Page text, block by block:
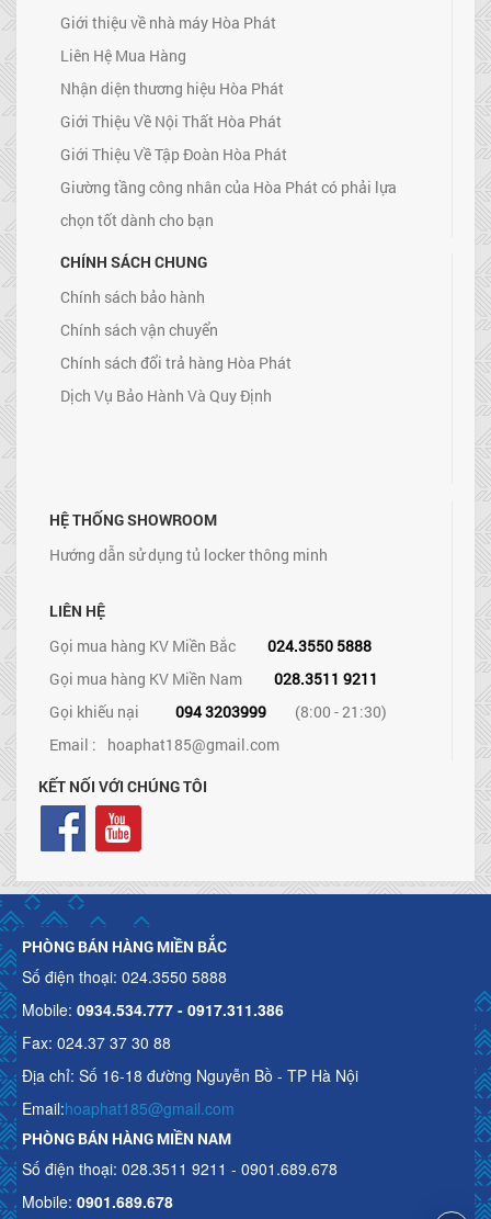
Giới thiệu về nhà máy Hòa Phát
Liên Hệ Mua Hàng
Nhận diện thương hiệu Hòa Phát
Giới Thiệu Về Nội Thất Hòa Phát
Giới Thiệu Về Tập Đoàn Hòa Phát
Giường tầng công nhân của Hòa Phát có phải lựa
chọn tốt dành cho bạn
CHÍNH SÁCH CHUNG
Chính sách bảo hành
Chính sách vận chuyển
Chính sách đổi trả hàng Hòa Phát
Dịch Vụ Bảo Hành Và Quy Định
HỆ THỐNG SHOWROOM
Hướng dẫn sử dụng tủ locker thông minh
LIÊN HỆ
Gọi mua hàng KV Miền Bắc
024.3550 5888
Gọi mua hàng KV Miền Nam
028.3511 9211
Gọi khiếu nại
094 3203999
(8:00 - 21:30)
Email : hoaphat185@gmail.com
KẾT NỐI VỚI CHÚNG TÔI
PHÒNG BÁN HÀNG MIỀN BẮC
Số điện thoại: 024.3550 5888
Mobile: 0934.534.777 - 0917.311.386
Fax: 024.37 37 30 88
Địa chỉ: Số 16-18 đường Nguyễn Bồ - TP Hà Nội
Email:hoaphat185@gmail.com
PHÒNG BÁN HÀNG MIỀN NAM
Số điện thoại: 028.3511 9211 - 0901.689.678
Mobile: 0901.689.678